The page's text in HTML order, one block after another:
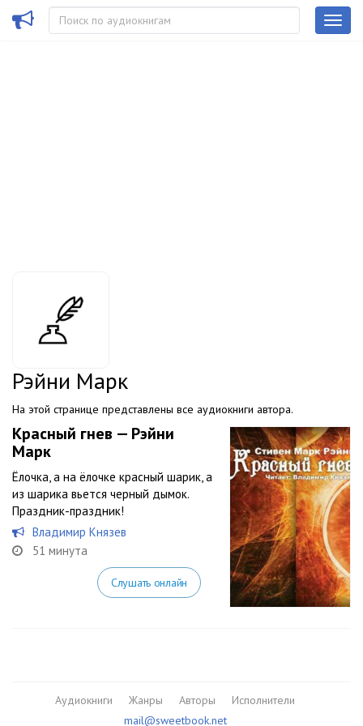
Рэйни Марк
На этой странице представлены все аудиокниги автора.
Красный гнев — Рэйни
Марк
Ёлочка, а на ёлочке красный шарик, а
из шарика вьется черный дымок.
Праздник-праздник!
Владимир Князев
51 минута
Слушать онлайн
Аудиокниги Жанры Авторы
Исполнители
mail@sweetbook.net